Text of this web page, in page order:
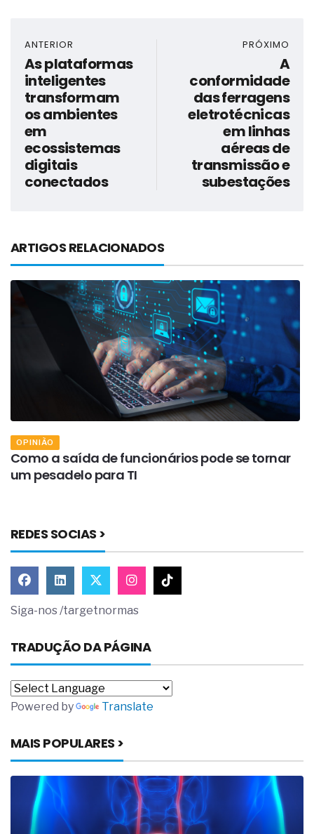
ANTERIOR
As plataformas
inteligentes
transformam
os ambientes
em
ecossistemas
digitais
conectados
PRÓXIMO
A
conformidade
das ferragens
eletrotécnicas
em linhas
aéreas de
transmissão e
subestações
ARTIGOS RELACIONADOS
OPINIÃO
Como a saída de funcionários pode se tornar
um pesadelo para TI
REDES SOCIAS >
Siga-nos /targetnormas
TRADUÇÃO DA PÁGINA
Powered by Translate
MAIS POPULARES >